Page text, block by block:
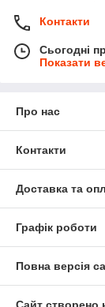
Контакти
Сьогодні
Показати
Про нас
Контакти
Доставка та
Графік роботи
Повна версія